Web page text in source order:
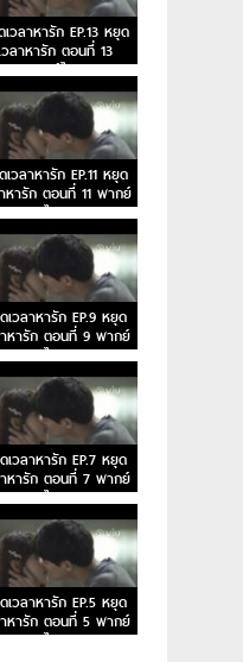
วลาหารัก EP.13 หยุด
วลาหารัก ตอนที่ 13
พากย์ไทย
เวลาหารัก EP.11 หยุด
หารัก ตอนที่ 11 พากย์
ไทย
เวลาหารัก EP.9 หยุด
าหารัก ตอนที่ 9 พากย์
ไทย
เวลาหารัก EP.7 หยุด
าหารัก ตอนที่ 7 พากย์
ไทย
เวลาหารัก EP.5 หยุด
าหารัก ตอนที่ 5 พากย์
ไทย